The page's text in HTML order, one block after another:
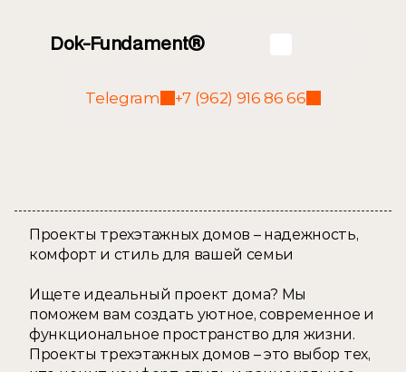
трехэтажных домов
Проекты трехэтажных домов – надежность,
комфорт и стиль для вашей семьи
Ищете идеальный проект дома? Мы
поможем вам создать уютное, современное и
функциональное пространство для жизни.
Проекты трехэтажных домов – это выбор тех,
Dok-Fundament®
Telegram +7 (962) 916 86 66